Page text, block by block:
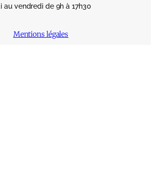
au vendredi de 9h à 17h30
Mentions légales